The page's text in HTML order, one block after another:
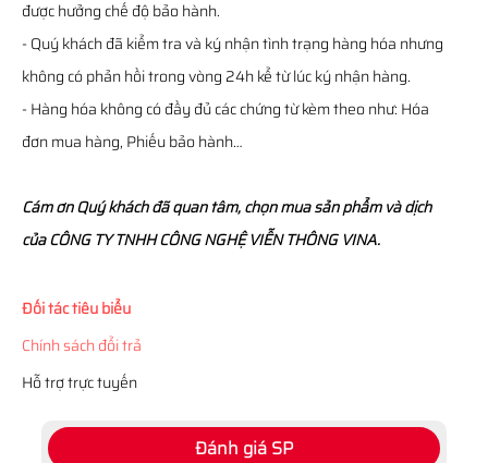
được hưởng chế độ bảo hành.
- Quý khách đã kiểm tra và ký nhận tình trạng hàng hóa nhưng
không có phản hồi trong vòng 24h kể từ lúc ký nhận hàng.
- Hàng hóa không có đầy đủ các chứng từ kèm theo như: Hóa
đơn mua hàng, Phiếu bảo hành…
Cám ơn Quý khách đã quan tâm, chọn mua sản phẩm và dịch
của CÔNG TY TNHH CÔNG NGHỆ VIỄN THÔNG VINA.
Đối tác tiêu biểu
Chính sách đổi trả
Hỗ trợ trực tuyến
Đánh giá SP